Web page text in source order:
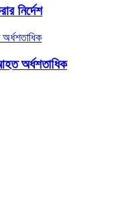
নির্দেশ
অর্ধশতাধিক